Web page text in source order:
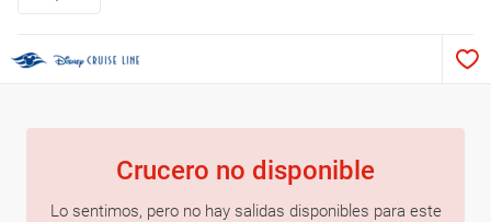
Crucero no disponible
Lo sentimos, pero no hay salidas disponibles para este